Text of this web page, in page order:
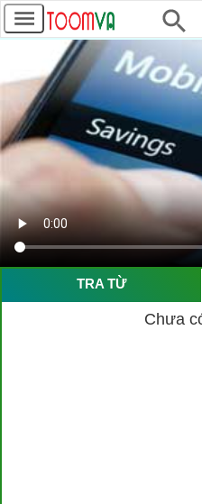
TRA TỪ
Chưa